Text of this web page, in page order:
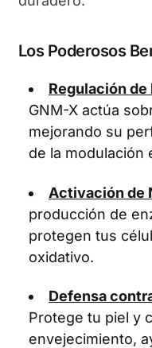
Los Poderosos
Regulación
GNM-X actúa
mejorando su
de la modulación
Activación de
producción de
protegen tus
oxidativo.
Defensa
Protege tu piel y
envejecimiento,